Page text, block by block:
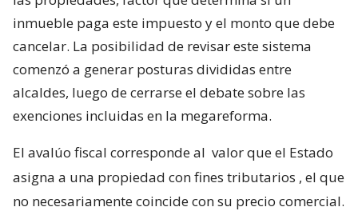
inmueble paga este impuesto y el monto que debe
cancelar. La posibilidad de revisar este sistema
comenzó a generar posturas divididas entre
alcaldes, luego de cerrarse el debate sobre las
exenciones incluidas en la megareforma.
El avalúo fiscal corresponde al valor que el Estado
asigna a una propiedad con fines tributarios , el que
no necesariamente coincide con su precio comercial.